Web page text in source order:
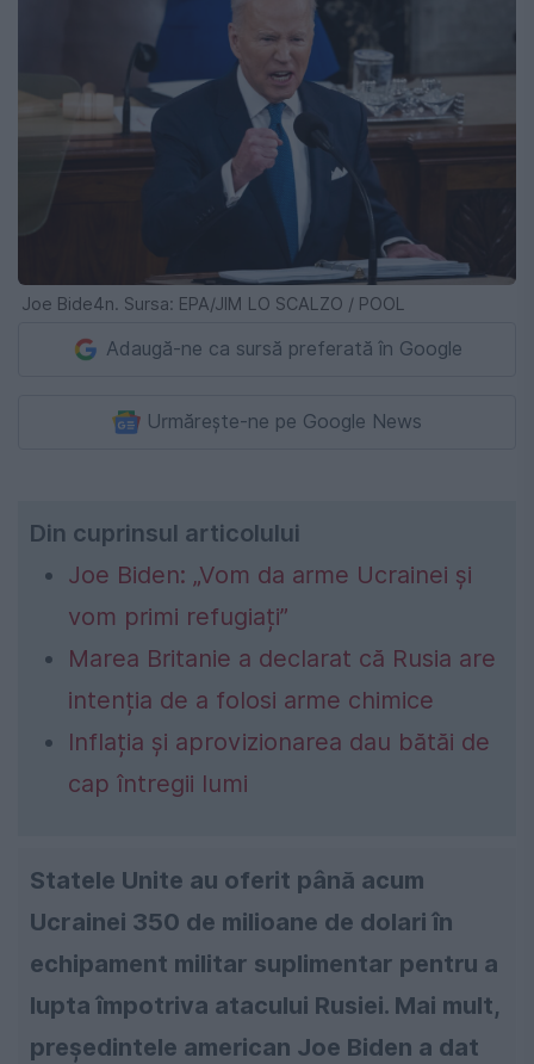
Joe Bide4n. Sursa: EPA/JIM LO SCALZO / POOL
Adaugă-ne ca sursă preferată în Google
Urmărește-ne pe Google News
Din cuprinsul articolului
Joe Biden: „Vom da arme Ucrainei și
vom primi refugiați”
Marea Britanie a declarat că Rusia are
intenția de a folosi arme chimice
Inflația şi aprovizionarea dau bătăi de
cap întregii lumi
Statele Unite au oferit până acum
Ucrainei 350 de milioane de dolari în
echipament militar suplimentar pentru a
lupta împotriva atacului Rusiei. Mai mult,
președintele american Joe Biden a dat